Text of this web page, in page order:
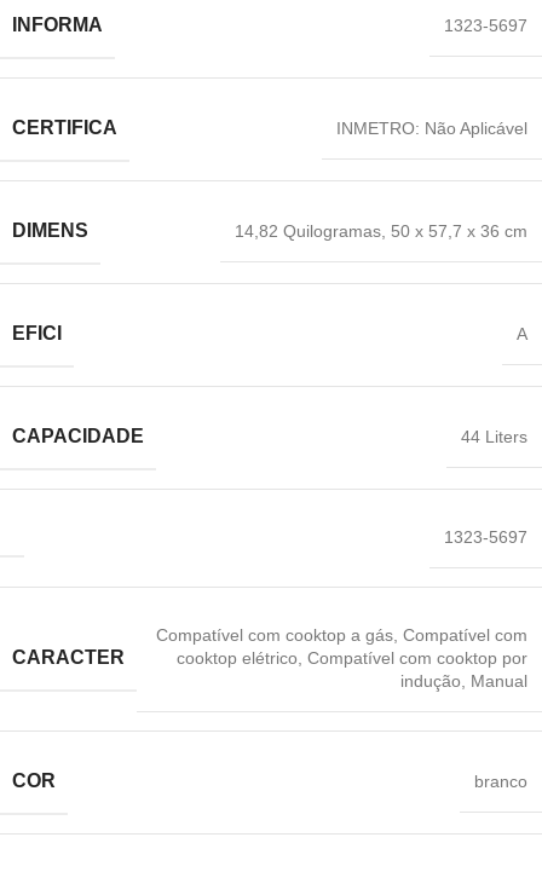
INFORMA ‎1323-5697
CERTIFICA ‎INMETRO: Não Aplicável
DIMENS 14,82 Quilogramas, ‎50 x 57,7 x 36 cm
EFICI ‎A
CAPACIDADE ‎44 Liters
‎1323-5697
CARACTER
Compatível com cooktop a gás, ‎Compatível com
cooktop elétrico, Compatível com cooktop por
indução, ‎Manual
COR branco